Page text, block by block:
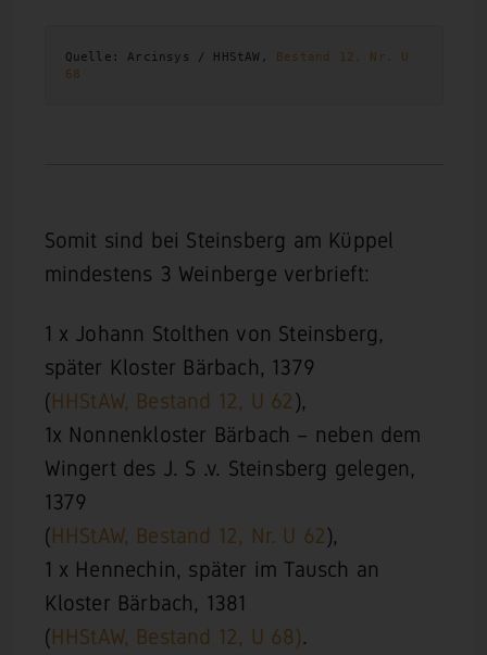
Quelle: Arcinsys / HHStAW, Bestand 12, Nr. U
68
Somit sind bei Steinsberg am Küppel
mindestens 3 Weinberge verbrieft:
1 x Johann Stolthen von Steinsberg,
später Kloster Bärbach, 1379
(HHStAW, Bestand 12, U 62 ),
1x Nonnenkloster Bärbach – neben dem
Wingert des J. S .v. Steinsberg gelegen,
1379
(HHStAW, Bestand 12, Nr. U 62),
1 x Hennechin, später im Tausch an
Kloster Bärbach, 1381
(HHStAW, Bestand 12, U 68).